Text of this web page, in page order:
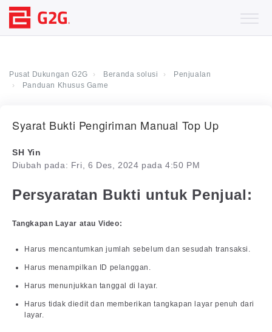
Pusat Dukungan G2G Beranda solusi
Penjualan
Panduan Khusus Game
Syarat Bukti Pengiriman Manual Top Up
SH Yin
Diubah pada: Fri, 6 Des, 2024 pada 4:50 PM
Persyaratan Bukti untuk Penjual:
Tangkapan Layar atau Video:
Harus mencantumkan jumlah sebelum dan sesudah transaksi.
Harus menampilkan ID pelanggan.
Harus menunjukkan tanggal di layar.
Harus tidak diedit dan memberikan tangkapan layar penuh dari
layar.